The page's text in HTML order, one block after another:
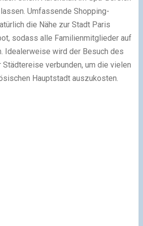
Umfassende Shopping-
die Nähe zur Stadt Paris
sodass alle Familienmitglieder auf
Idealerweise wird der Besuch des
verbunden, um die vielen
Hauptstadt auszukosten.